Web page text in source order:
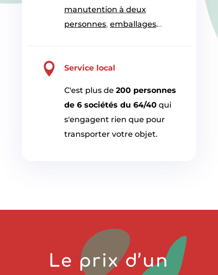
manutention à deux
personnes, emballages...
 Service local
C'est plus de 200 personnes
de 6 sociétés du 64/40qui
s'engagent rien que pour
transporter votre objet.
Le prix d’un